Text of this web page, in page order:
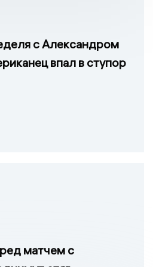
с Александром
впал в ступор
матчем с